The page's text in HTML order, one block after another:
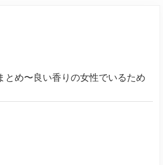
とめ〜良い香りの女性でいるため